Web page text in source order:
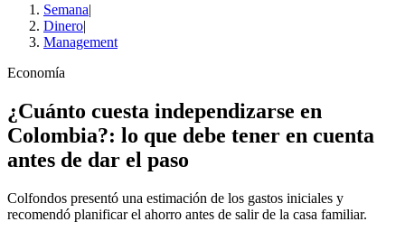
Semana|
Dinero|
Management
Economía
¿Cuánto cuesta independizarse en
Colombia?: lo que debe tener en cuenta
antes de dar el paso
Colfondos presentó una estimación de los gastos iniciales y
recomendó planificar el ahorro antes de salir de la casa familiar.